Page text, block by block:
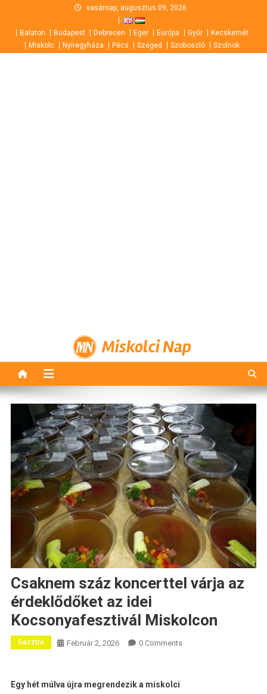
content
vasárnap, augusztus 09, 2026
Balaton Budapest Debrecen Eger Európa Győr
Kecskemét
Miskolc
Nyíregyháza Pécs Szeged Szoboszló Szolnok
Miskolci Nap
Csaknem száz koncerttel várja az
érdeklődőket az idei
Kocsonyafesztivál Miskolcon
Gasztro Február 2, 2026 0 Comments
Egy hét múlva újra megrendezik a miskolci